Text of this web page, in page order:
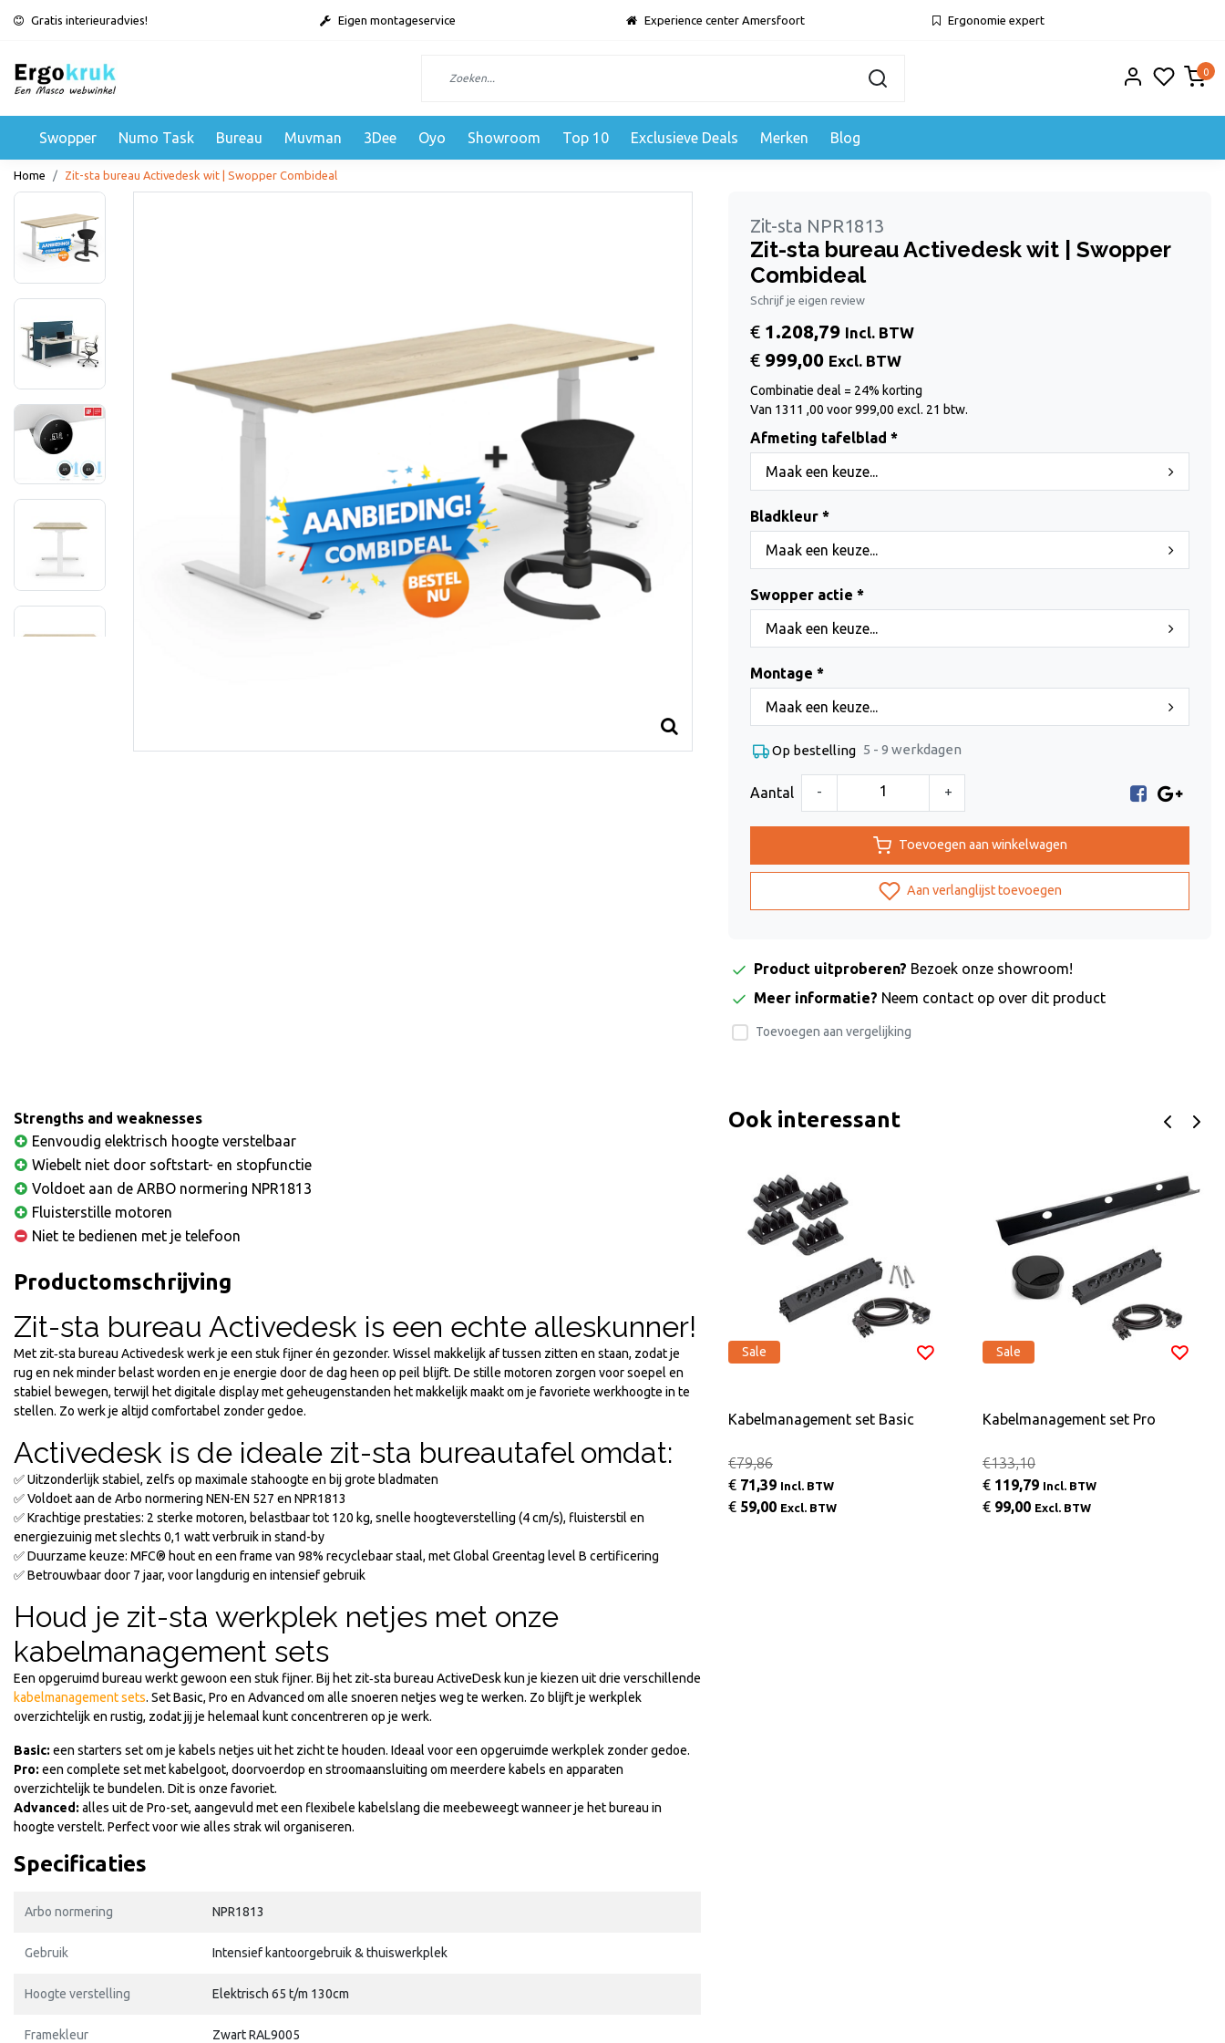
Gratis interieuradvies! Eigen montageservice Experience center Amersfoort Ergonomie expert
0
Swopper Numo Task Bureau Muvman 3Dee Oyo Showroom Top 10 Exclusieve Deals Merken Blog
Home Zit-sta bureau Activedesk wit | Swopper Combideal
Zit-sta NPR1813
Zit-sta bureau Activedesk wit | Swopper
Combideal
Schrijf je eigen review
€ 1.208,79 Incl. BTW
€ 999,00 Excl. BTW
Combinatie deal = 24% korting
Van 1311 ,00 voor 999,00 excl. 21 btw.
Afmeting tafelblad *
Maak een keuze...
Bladkleur *
Maak een keuze...
Swopper actie *
Maak een keuze...
Montage *
Maak een keuze...
Op bestelling 5 - 9 werkdagen
Aantal - +
Toevoegen aan winkelwagen
Aan verlanglijst toevoegen
Product uitproberen? Bezoek onze showroom!
Meer informatie? Neem contact op over dit product
Toevoegen aan vergelijking
Strengths and weaknesses
Eenvoudig elektrisch hoogte verstelbaar
Wiebelt niet door softstart- en stopfunctie
Voldoet aan de ARBO normering NPR1813
Fluisterstille motoren
Niet te bedienen met je telefoon
Productomschrijving
Zit-sta bureau Activedesk is een echte alleskunner!
Met zit‑sta bureau Activedesk werk je een stuk fijner én gezonder. Wissel makkelijk af tussen zitten en staan, zodat je
rug en nek minder belast worden en je energie door de dag heen op peil blijft. De stille motoren zorgen voor soepel en
stabiel bewegen, terwijl het digitale display met geheugenstanden het makkelijk maakt om je favoriete werkhoogte in te
stellen. Zo werk je altijd comfortabel zonder gedoe.
Activedesk is de ideale zit-sta bureautafel omdat:
✅ Uitzonderlijk stabiel, zelfs op maximale stahoogte en bij grote bladmaten
✅ Voldoet aan de Arbo normering NEN-EN 527 en NPR1813
✅ Krachtige prestaties: 2 sterke motoren, belastbaar tot 120 kg, snelle hoogteverstelling (4 cm/s), fluisterstil en
energiezuinig met slechts 0,1 watt verbruik in stand-by
✅ Duurzame keuze: MFC® hout en een frame van 98% recyclebaar staal, met Global Greentag level B certificering
✅ Betrouwbaar door 7 jaar, voor langdurig en intensief gebruik
Houd je zit-sta werkplek netjes met onze
kabelmanagement sets
Een opgeruimd bureau werkt gewoon een stuk fijner. Bij het zit‑sta bureau ActiveDesk kun je kiezen uit drie verschillende
kabelmanagement sets. Set Basic, Pro en Advanced om alle snoeren netjes weg te werken. Zo blijft je werkplek
overzichtelijk en rustig, zodat jij je helemaal kunt concentreren op je werk.
Basic: een starters set om je kabels netjes uit het zicht te houden. Ideaal voor een opgeruimde werkplek zonder gedoe.
Pro: een complete set met kabelgoot, doorvoerdop en stroomaansluiting om meerdere kabels en apparaten
overzichtelijk te bundelen. Dit is onze favoriet.
Advanced: alles uit de Pro-set, aangevuld met een flexibele kabelslang die meebeweegt wanneer je het bureau in
hoogte verstelt. Perfect voor wie alles strak wil organiseren.
Specificaties
Arbo normering NPR1813
Gebruik Intensief kantoorgebruik & thuiswerkplek
Hoogte verstelling Elektrisch 65 t/m 130cm
Framekleur Zwart RAL9005
Ook interessant
Sale
Kabelmanagement set Pro
€133,10
€119,79 Incl. BTW
€ 99,00
Sale
€249,26
Sale
Kabelmanagement set Basic
€79,86
€ 71,39 Incl. BTW
€ 59,00 Excl. BTW
Sale
Kabelmanagement set Pro
€133,10
€ 119,79 Incl. BTW
€ 99,00 Excl. BTW